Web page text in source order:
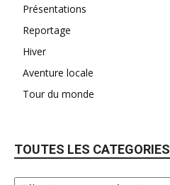
Présentations
Reportage
Hiver
Aventure locale
Tour du monde
TOUTES LES CATEGORIES